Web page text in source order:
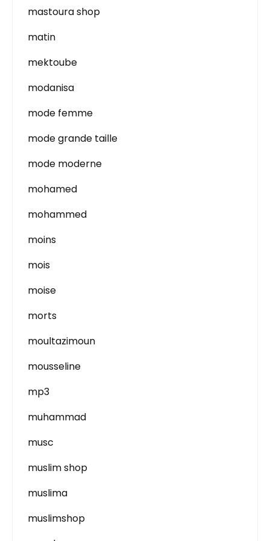
mastoura shop
matin
mektoube
modanisa
mode femme
mode grande taille
mode moderne
mohamed
mohammed
moins
mois
moise
morts
moultazimoun
mousseline
mp3
muhammad
musc
muslim shop
muslima
muslimshop